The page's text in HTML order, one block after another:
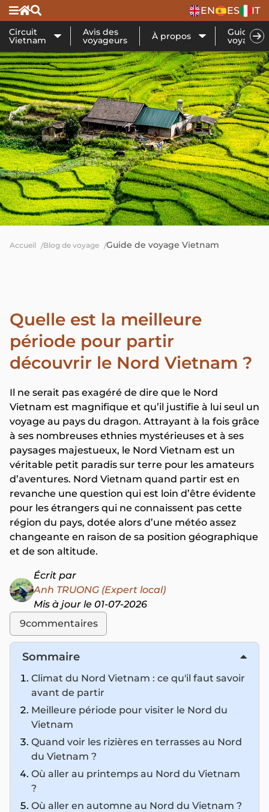
EN ES IT
Circuit
Vietnam
Avis des
voyageurs À propos Guide de
voyage
Accueil Blog de voyage Guide de voyage Vietnam
Quelle est la meilleure
période pour partir
découvrir le Nord Vietnam ?
Il ne serait pas exagéré de dire que le Nord
Vietnam est magnifique et qu’il justifie à lui seul un
voyage au pays du dragon. Attrayant à la fois grâce
à ses nombreuses ethnies mystérieuses et à ses
paysages majestueux, le Nord Vietnam est un
véritable petit paradis sur terre pour les amateurs
d’aventures. Nord Vietnam quand partir est en
revanche une question qui est loin d’être évidente
pour les étrangers qui ne connaissent pas cette
région du pays, dotée alors d’une météo assez
changeante en raison de sa position géographique
et de son altitude.
Écrit par
Anh TRUONG (Expert local)
Mis à jour le 01-07-2026
9commentaires
Sommaire
Climat du Nord Vietnam : ce qu'il faut savoir
avant de partir
Meilleure période pour visiter le Nord du
Vietnam
Quand voir les rizières en terrasses au Nord
du Vietnam ?
Où aller au printemps au Nord du Vietnam
?
Où aller en automne au Nord du Vietnam ?